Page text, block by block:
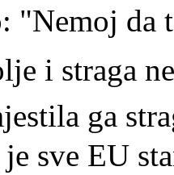
"Nemoj da
i straga
ga
je sve EU